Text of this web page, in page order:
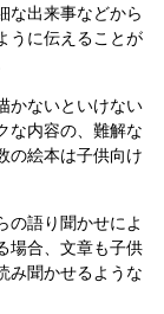
な出来事などから
うに伝えることが
かないといけない
な内容の、難解な
の絵本は子供向け
の語り聞かせによ
場合、文章も子供
み聞かせるような